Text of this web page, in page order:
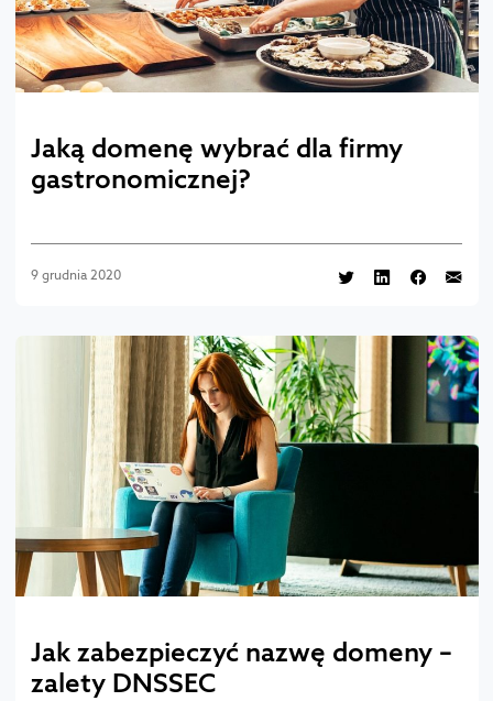
Jaką domenę wybrać dla firmy
gastronomicznej?
9 grudnia 2020
Jak zabezpieczyć nazwę domeny –
zalety DNSSEC